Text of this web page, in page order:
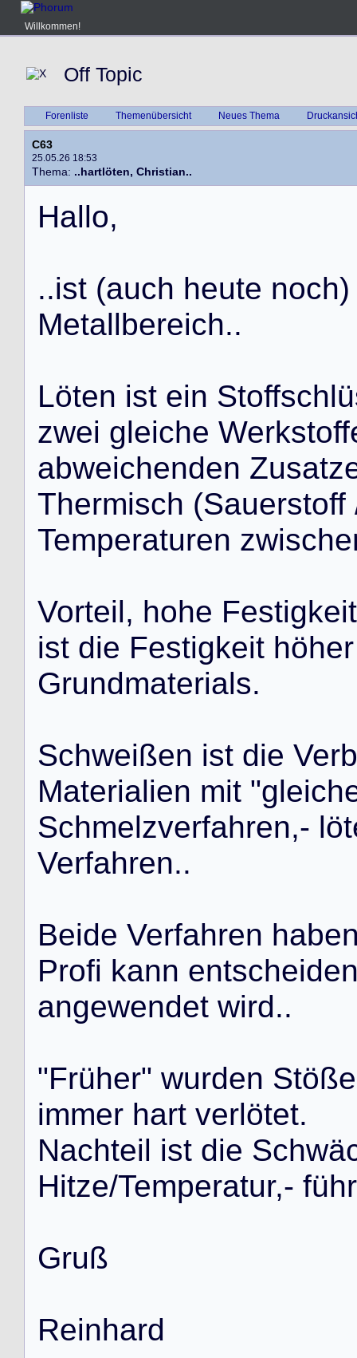
Willkommen!
Off Topic
Forenliste Themenübersicht Neues Thema
C63
25.05.26 18:53
Thema: ..hartlöten, Christian..
Hallo,
..ist (auch heute noch)
Metallbereich..
Löten ist ein Stoffschlü
zwei gleiche Werkstoff
abweichenden Zusatz
Thermisch (Sauerstoff
Temperaturen zwische
Vorteil, hohe Festigkeit
ist die Festigkeit höher
Grundmaterials.
Schweißen ist die Verb
Materialien mit "gleich
Schmelzverfahren,- löt
Verfahren..
Beide Verfahren habe
Profi kann entscheide
angewendet wird..
"Früher" wurden Stöße
immer hart verlötet.
Nachteil ist die Schwä
Hitze/Temperatur,- führ
Gruß
Reinhard